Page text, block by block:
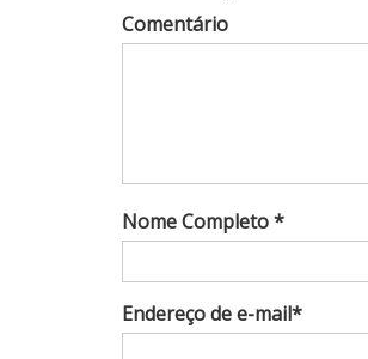
Comentário
Nome Completo *
Endereço de e-mail*